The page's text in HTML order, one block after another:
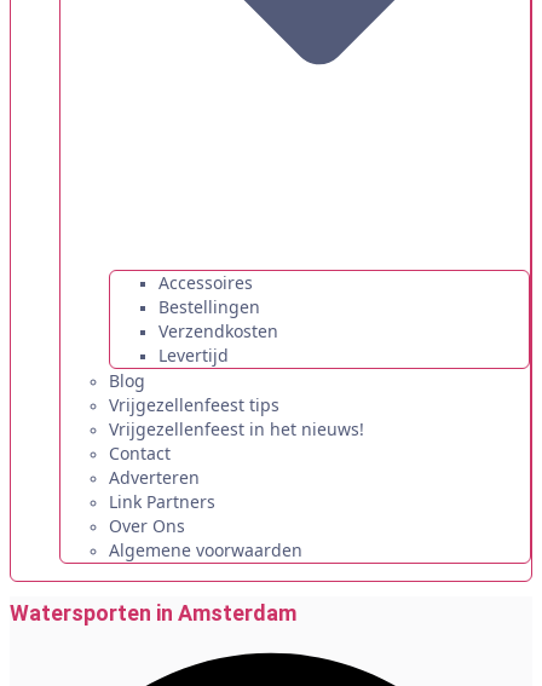
Accessoires
Bestellingen
Verzendkosten
Levertijd
Blog
Vrijgezellenfeest tips
Vrijgezellenfeest in het nieuws!
Contact
Adverteren
Link Partners
Over Ons
Algemene voorwaarden
Watersporten in Amsterdam